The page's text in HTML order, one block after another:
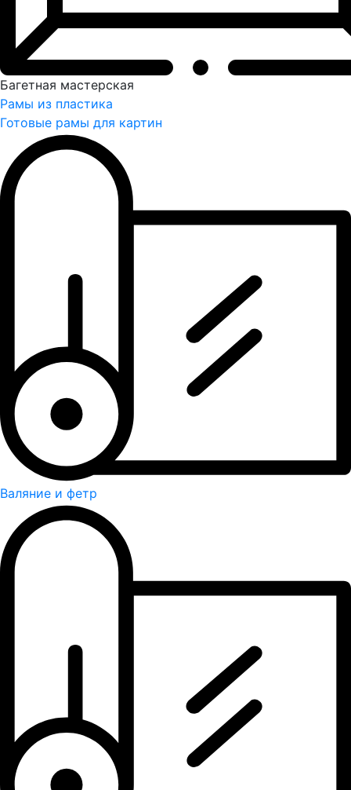
Багетная мастерская
Рамы из пластика
Готовые рамы для картин
Валяние и фетр